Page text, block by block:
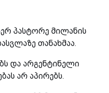
პასტორე მილანის
თანახმაა.
და არგენტინელი
არ აპირებს.